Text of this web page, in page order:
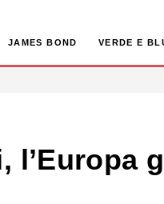
JAMES BOND VERDE E